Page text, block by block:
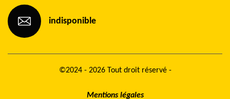
indisponible
©2024 - 2026 Tout droit réservé -
Mentions légales